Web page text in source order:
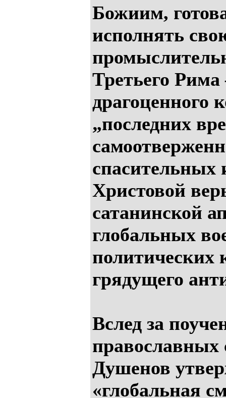
Божиим,
исполнять
Третьего
драгоценного
„последних
спасительных
Христовой
сатанинской
глобальных
политических
грядущего
Вслед за
православных
Душенов
«глобальная